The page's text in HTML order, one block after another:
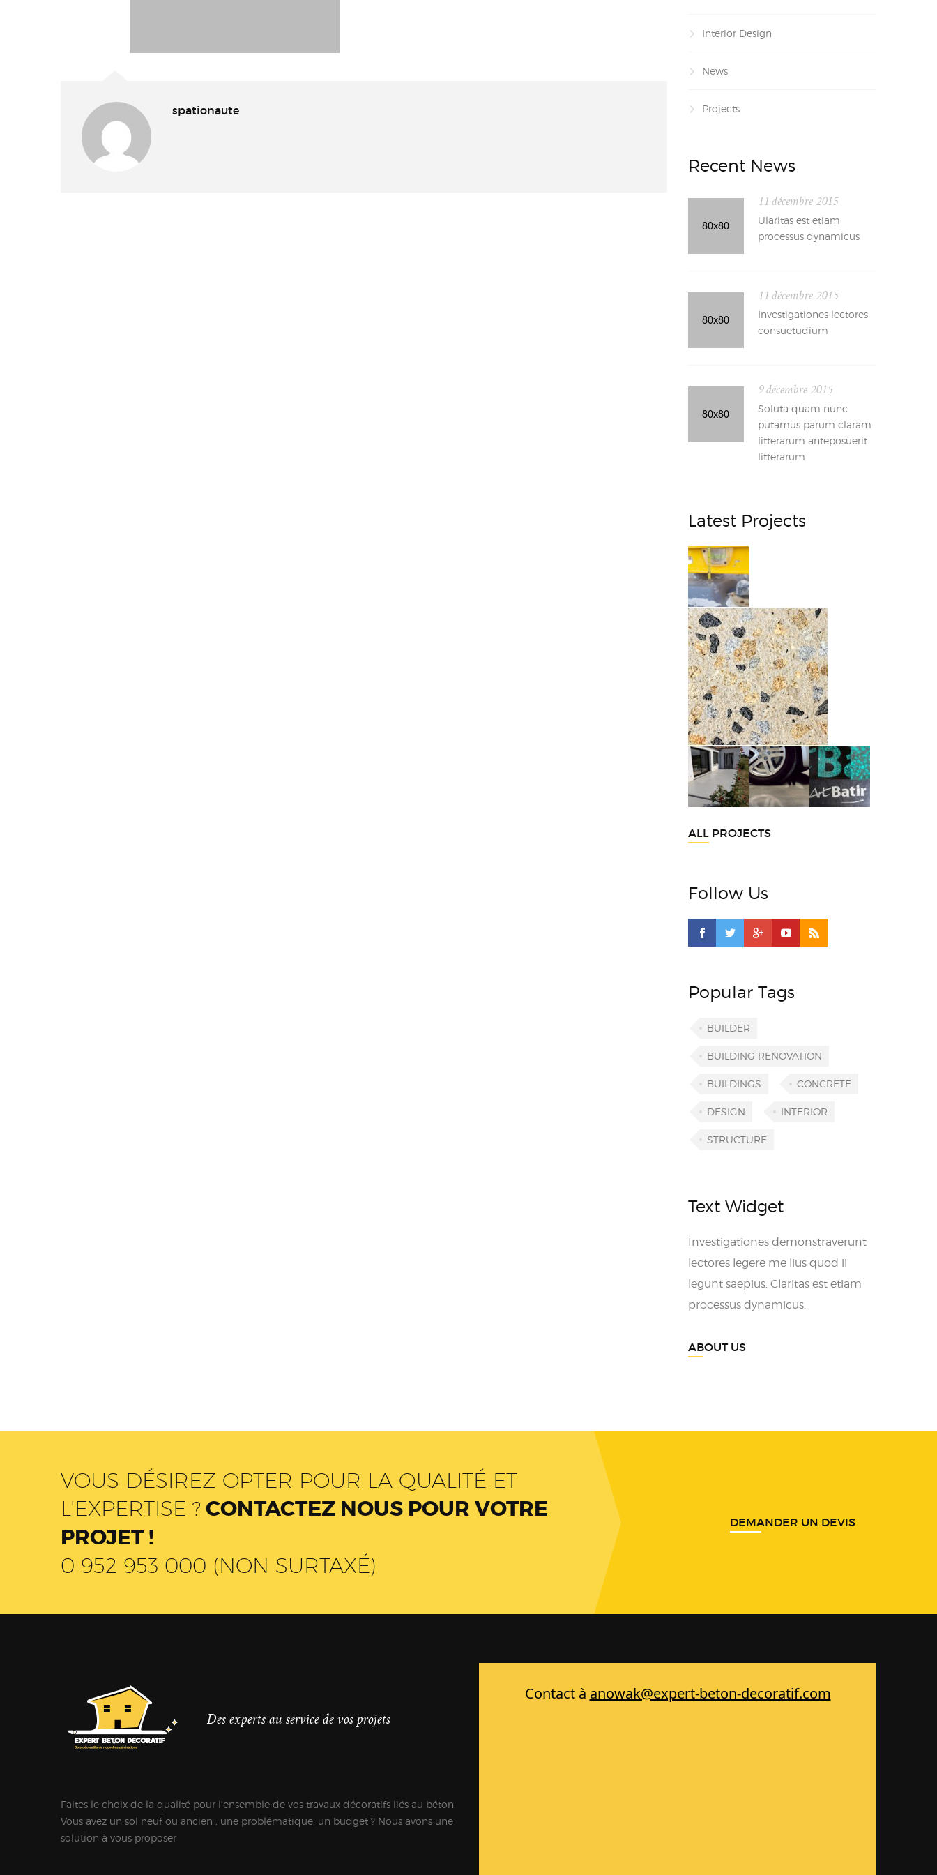
spationaute
Interior Design
News
Projects
Recent News
11 décembre 2015
Ularitas est etiam
processus dynamicus
11 décembre 2015
Investigationes lectores
consuetudium
9 décembre 2015
Soluta quam nunc
putamus parum claram
litterarum anteposuerit
litterarum
Latest Projects
ALL PROJECTS
Follow Us
Popular Tags
BUILDER
BUILDING RENOVATION
BUILDINGS CONCRETE
DESIGN INTERIOR
STRUCTURE
Text Widget
Investigationes demonstraverunt
lectores legere me lius quod ii
legunt saepius. Claritas est etiam
processus dynamicus.
ABOUT US
VOUS DÉSIREZ OPTER POUR LA QUALITÉ ET
L'EXPERTISE ? CONTACTEZ NOUS POUR VOTRE
PROJET !
0 952 953 000 (NON SURTAXÉ)
DEMANDER UN DEVIS
Des experts au service de vos projets
Faites le choix de la qualité pour l'ensemble de vos travaux décoratifs liés au béton.
Vous avez un sol neuf ou ancien , une problématique, un budget ? Nous avons une
solution à vous proposer